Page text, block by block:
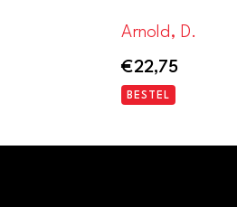
Arnold, D.
€22,75
BESTEL